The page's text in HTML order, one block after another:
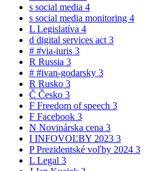
s social media 4
s social media monitoring 4
L Legislatíva 4
d digital services act 3
# #via-iuris 3
R Russia 3
# #ivan-godarsky 3
R Rusko 3
Č Česko 3
F Freedom of speech 3
F Facebook 3
N Novinárska cena 3
I INFOVOĽBY 2023 3
PPrezidentské voľby 2024 3
L Legal 3